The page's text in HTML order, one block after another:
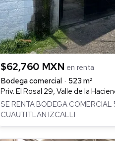
$62,760 MXN en renta
Bodega comercial
523 m²
Priv. El Rosal 29, Valle de la
SE RENTA BODEGA
CUAUTITLAN IZCALLI